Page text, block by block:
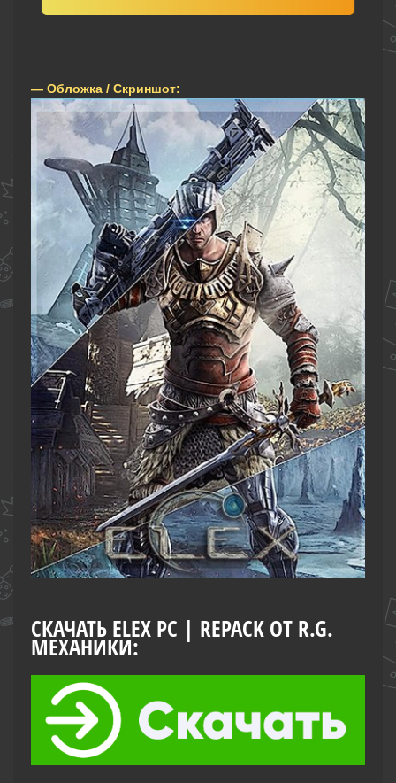
— Обложка / Скриншот:
СКАЧАТЬ ELEX PC | REPACK ОТ R.G.
МЕХАНИКИ: